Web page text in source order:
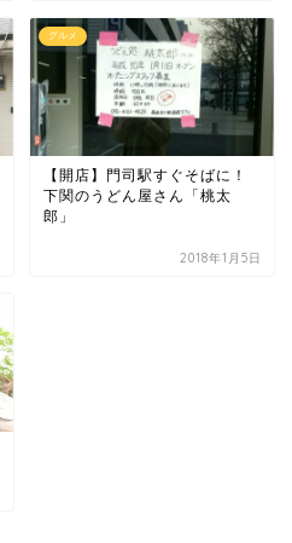
グルメ
【開店】門司駅すぐそばに！
下関のうどん屋さん「桃太
郎」
2018年1月5日